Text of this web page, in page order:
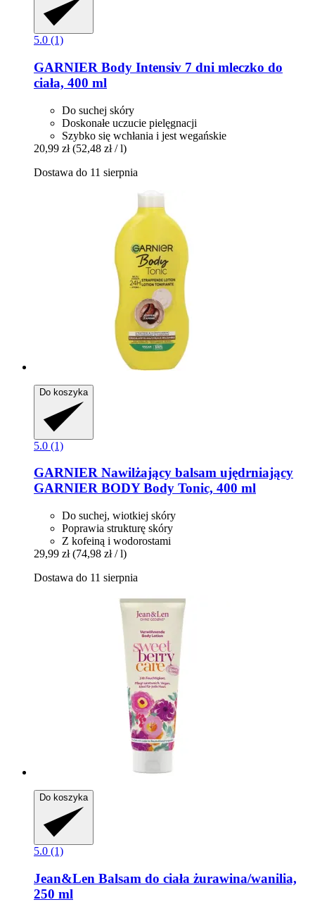
5.0 (1)
GARNIER Body Intensiv 7 dni mleczko do
ciała, 400 ml
Do suchej skóry
Doskonałe uczucie pielęgnacji
Szybko się wchłania i jest wegańskie
20,99 zł (52,48 zł / l)
Dostawa do 11 sierpnia
Do koszyka
5.0 (1)
GARNIER Nawilżający balsam ujędrniający
GARNIER BODY Body Tonic, 400 ml
Do suchej, wiotkiej skóry
Poprawia strukturę skóry
Z kofeiną i wodorostami
29,99 zł (74,98 zł / l)
Dostawa do 11 sierpnia
Do koszyka
5.0 (1)
Jean&Len Balsam do ciała żurawina/wanilia,
250 ml